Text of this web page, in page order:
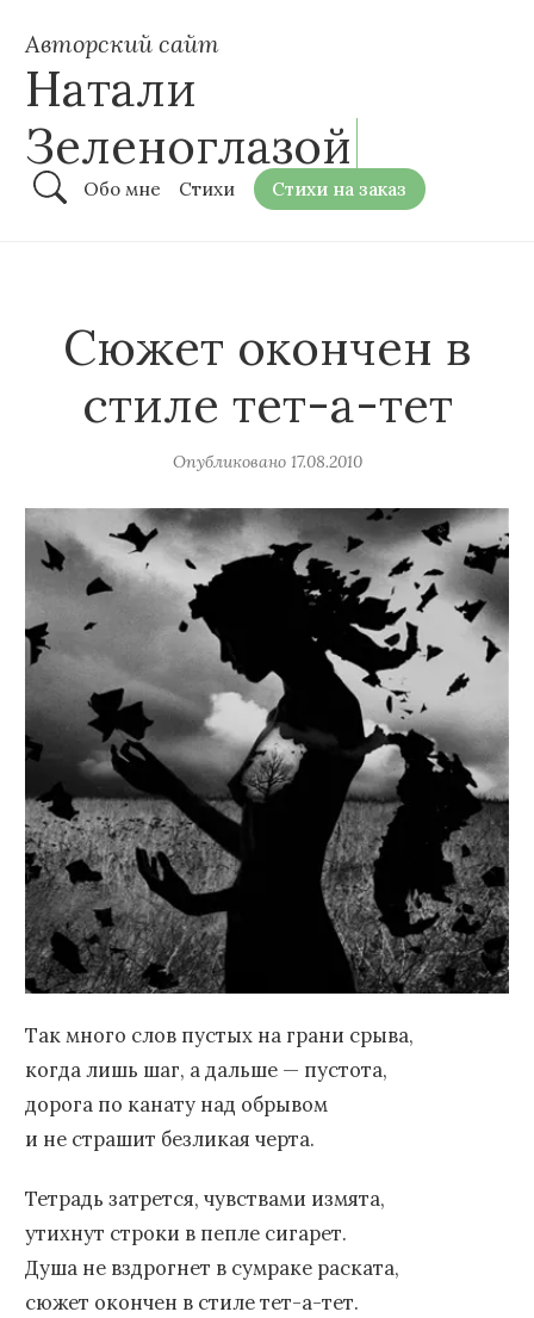
Авторский сайт
Натали
Зеленоглазой
Обо мне Стихи Стихи на заказ
Сюжет окончен в
стиле тет-а-тет
Опубликовано 17.08.2010
Так много слов пустых на грани срыва,
когда лишь шаг, а дальше — пустота,
дорога по канату над обрывом
и не страшит безликая черта.
Тетрадь затрется, чувствами измята,
утихнут строки в пепле сигарет.
Душа не вздрогнет в сумраке раската,
сюжет окончен в стиле тет-а-тет.